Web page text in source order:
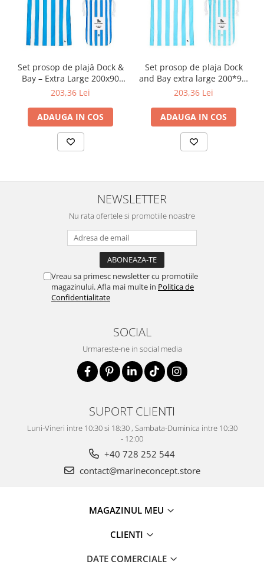
Set prosop de plajă Dock &
Bay – Extra Large 200x90
cm, microfibră albastru/alb
203,36 Lei
ADAUGA IN COS
Set prosop de plaja Dock
and Bay extra large 200*90,
Microfibra/Poliamida,
203,36 Lei
ADAUGA IN COS
NEWSLETTER
Nu rata ofertele si promotiile noastre
Vreau sa primesc newsletter cu promotiile
magazinului. Afla mai multe in Politica de
Confidentialitate
SOCIAL
Urmareste-ne in social media
SUPORT CLIENTI
Luni-Vineri intre 10:30 si 18:30 , Sambata-Duminica intre 10:30
- 12:00
+40 728 252 544
contact@marineconcept.store
MAGAZINUL MEU
CLIENTI
DATE COMERCIALE